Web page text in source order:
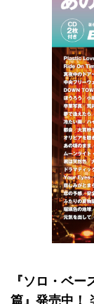
『ソロ・ベ
篇』発売中！